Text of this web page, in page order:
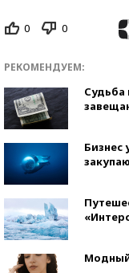
0 0
РЕКОМЕНДУЕМ:
Судьба
Бизнес
Модный